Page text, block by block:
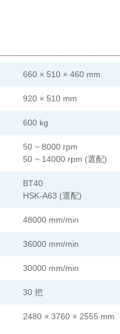
660 × 510 × 460 mm
920 × 510 mm
600 kg
50 ~ 8000 rpm
50 ~ 14000 rpm (選配)
BT40
HSK-A63 (選配)
48000 mm/min
36000 mm/min
30000 mm/min
30 把
2480 × 3760 × 2555 mm